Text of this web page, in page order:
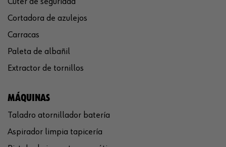
Cortadora de azulejos
Carracas
Paleta de albañil
Extractor de tornillos
MÁQUINAS
Taladro atornillador batería
Aspirador limpia tapicería